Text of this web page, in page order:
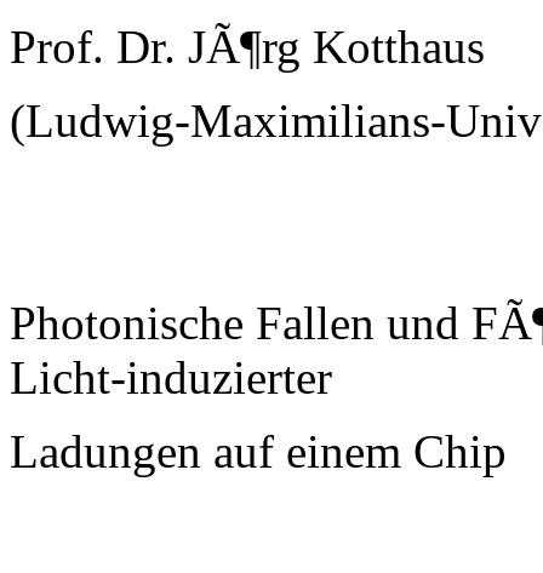
Prof. Dr. JÃ¶rg Kotthaus
(Ludwig-Maximilians-
Photonische Fallen und
Licht-induzierter
Ladungen auf einem Chip